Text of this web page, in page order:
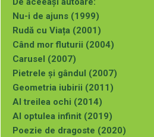
Nu-i de ajuns (1999)
Rudă cu Viața (2001)
Când mor fluturii (2004)
Carusel (2007)
Pietrele și gândul (2007)
Geometria iubirii (2011)
Al treilea ochi (2014)
Al optulea infinit (2019)
Poezie de dragoste (2020)